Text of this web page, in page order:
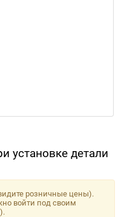
установке детали
розничные цены).
войти под своим